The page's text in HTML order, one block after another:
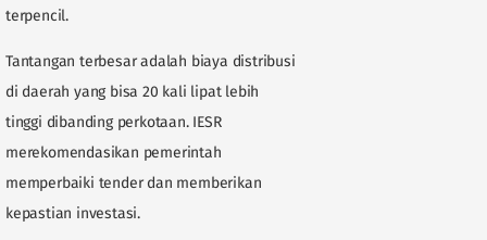
terpencil.
Tantangan terbesar adalah biaya distribusi
di daerah yang bisa 20 kali lipat lebih
tinggi dibanding perkotaan. IESR
merekomendasikan pemerintah
memperbaiki tender dan memberikan
kepastian investasi.